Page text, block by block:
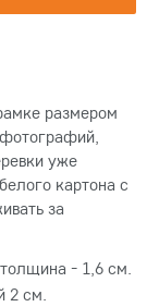
размером
уже
картона с
за
- 1,6 см.
2 см.